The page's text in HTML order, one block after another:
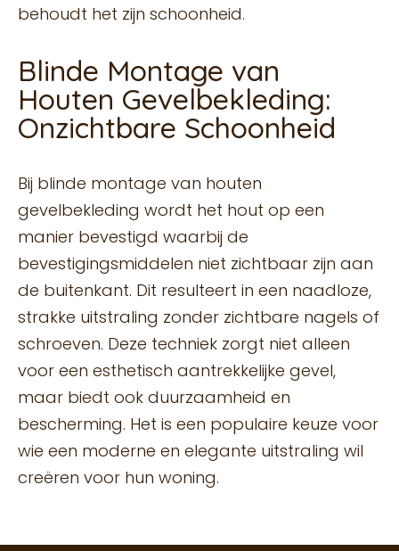
behoudt het zijn schoonheid.
Blinde Montage van
Houten Gevelbekleding:
Onzichtbare Schoonheid
Bij blinde montage van houten
gevelbekleding wordt het hout op een
manier bevestigd waarbij de
bevestigingsmiddelen niet zichtbaar zijn aan
de buitenkant. Dit resulteert in een naadloze,
strakke uitstraling zonder zichtbare nagels of
schroeven. Deze techniek zorgt niet alleen
voor een esthetisch aantrekkelijke gevel,
maar biedt ook duurzaamheid en
bescherming. Het is een populaire keuze voor
wie een moderne en elegante uitstraling wil
creëren voor hun woning.